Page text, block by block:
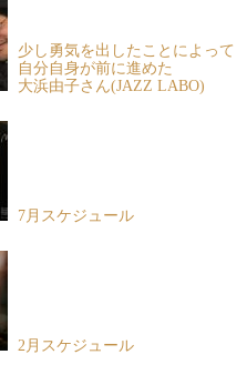
少し勇気を出したことによって
自分自身が前に進めた
大浜由子さん(JAZZ LABO)
7月スケジュール
2月スケジュール